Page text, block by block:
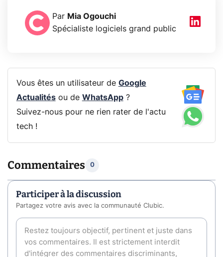
Par Mia Ogouchi
Spécialiste logiciels grand public
Vous êtes un utilisateur de Google
Actualitésou de WhatsApp?
Suivez-nous pour ne rien rater de l'actu
tech !
Commentaires 0
Participer à la discussion
Partagez votre avis avec la communauté Clubic.